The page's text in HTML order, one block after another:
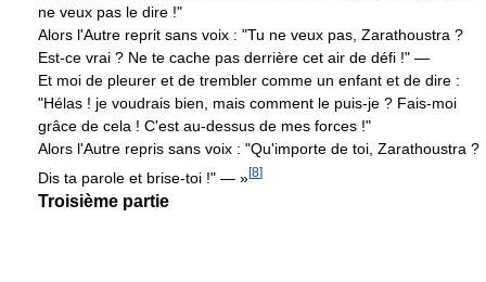
ne veux pas le dire !"
Alors l'Autre reprit sans voix : "Tu ne veux pas, Zarathoustra ?
Est-ce vrai ? Ne te cache pas derrière cet air de défi !" —
Et moi de pleurer et de trembler comme un enfant et de dire :
"Hélas ! je voudrais bien, mais comment le puis-je ? Fais-moi
grâce de cela ! C'est au-dessus de mes forces !"
Alors l'Autre repris sans voix : "Qu'importe de toi, Zarathoustra ?
Dis ta parole et brise-toi !" — »[8]
Troisième partie